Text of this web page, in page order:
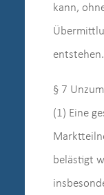
kann,
entstehen.
§ 7
(1) Eine
belästigt